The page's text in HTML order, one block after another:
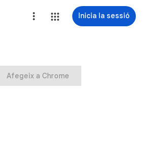
Inicia la sessió
Afegeix a Chrome